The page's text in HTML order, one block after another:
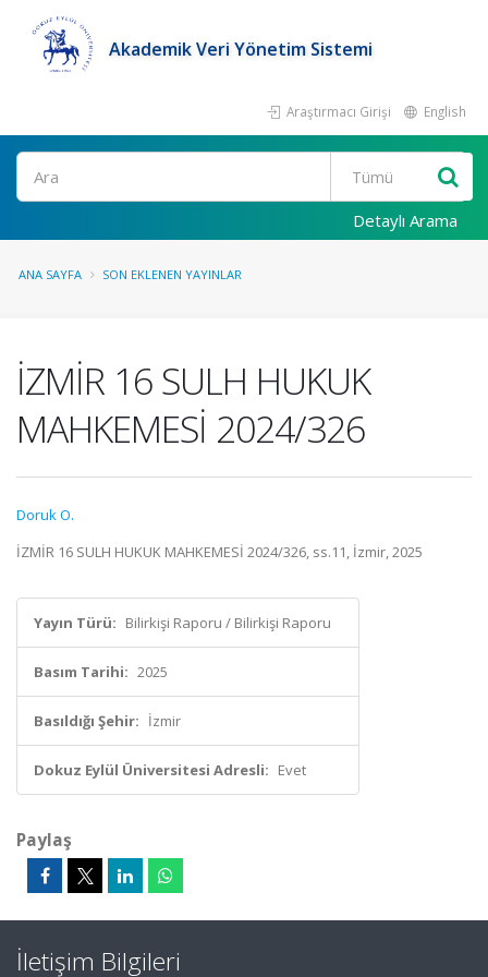
Akademik Veri Yönetim Sistemi
Araştırmacı Girişi English
Ara
Detaylı Arama
ANA SAYFA SON EKLENEN YAYINLAR
İZMİR 16 SULH HUKUK
MAHKEMESİ 2024/326
Doruk O.
İZMİR 16 SULH HUKUK MAHKEMESİ 2024/326, ss.11, İzmir, 2025
Yayın Türü: Bilirkişi Raporu / Bilirkişi Raporu
Basım Tarihi: 2025
Basıldığı Şehir: İzmir
Dokuz Eylül Üniversitesi Adresli: Evet
Paylaş
İletişim Bilgileri